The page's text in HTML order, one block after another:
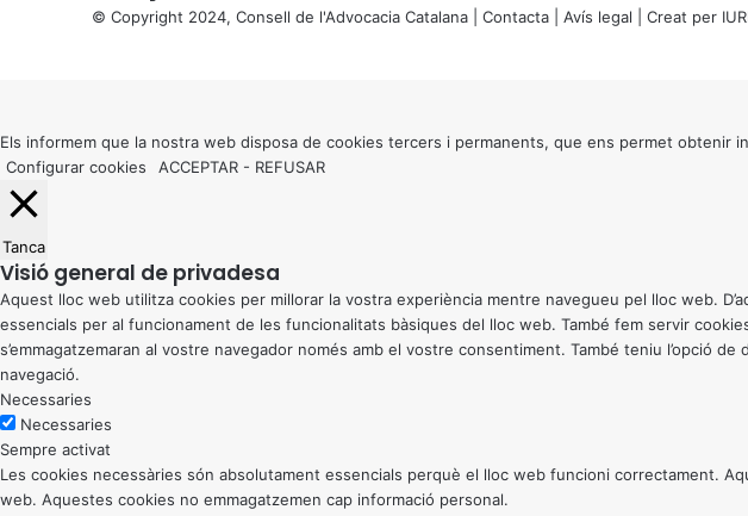
© Copyright 2024, Consell de l'Advocacia Catalana | Contacta Avís legal | Creat per
button
Els informem que la nostra web disposa de cookies tercers i permanents, que ens permet obtenir
Configurar cookies
ACCEPTAR - REFUSAR
Tanca
Visió general de privadesa
Aquest lloc web utilitza cookies per millorar la vostra experiència mentre navegueu pel lloc web.
essencials per al funcionament de les funcionalitats bàsiques del lloc web. També fem servir
s’emmagatzemaran al vostre navegador només amb el vostre consentiment. També teniu l’opció
navegació.
Necessaries
Necessaries
Sempre activat
Les cookies necessàries són absolutament essencials perquè el lloc web funcioni correctament.
web. Aquestes cookies no emmagatzemen cap informació personal.